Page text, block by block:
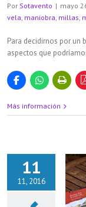
Por Sotavento | mayo
vela, maniobra, millas,
Para decidirnos por un
aspectos que
Más información
11
11, 2016
(4)